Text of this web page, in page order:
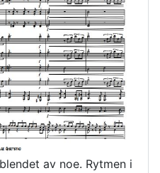
av noe. Rytmen i